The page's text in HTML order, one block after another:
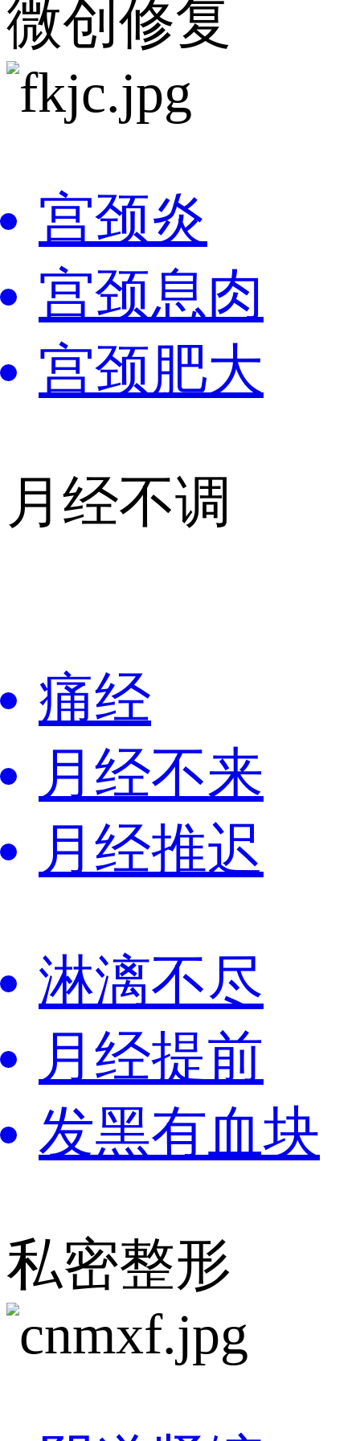
微创修复
宫颈炎
宫颈息肉
宫颈肥大
月经不调
痛经
月经不来
月经推迟
淋漓不尽
月经提前
发黑有血块
私密整形